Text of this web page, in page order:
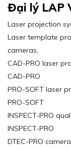
Đại lý LAP
Laser projection
Laser template
cameras,
CAD-PRO laser
CAD-PRO
PRO-SOFT laser
PRO-SOFT
INSPECT-PRO
INSPECT-PRO
DTEC-PRO